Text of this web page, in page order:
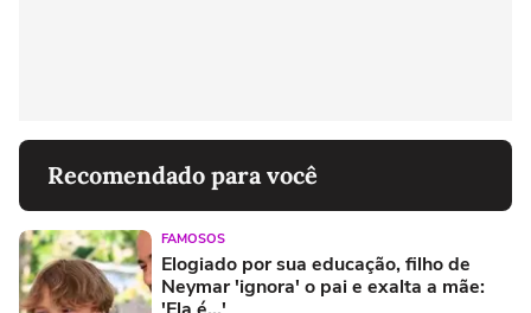
Recomendado para você
FAMOSOS
Elogiado por sua educação, filho de
Neymar 'ignora' o pai e exalta a mãe: